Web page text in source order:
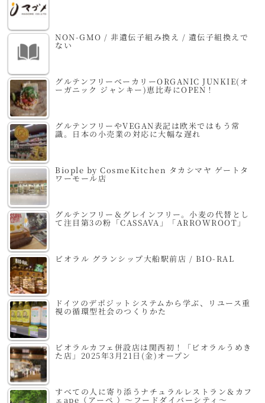
NON-GMO / 非遺伝子組み換え / 遺伝子組換えで
ない
グルテンフリーベーカリーORGANIC JUNKIE(オ
ーガニック ジャンキー)恵比寿にOPEN！
グルテンフリーやVEGAN表記は欧米ではもう常
識。日本の小売業の対応に大幅な遅れ
Biople by CosmeKitchen タカシマヤ ゲートタ
ワーモール店
グルテンフリー＆グレインフリー。小麦の代替とし
て注目第3の粉「CASSAVA」「ARROWROOT」
ビオラル グランシップ大船駅前店 / BIO-RAL
ドイツのデポジットシステムから学ぶ、リユース重
視の循環型社会のつくりかた
ビオラルカフェ併設店は関西初！「ビオラルうめき
た店」2025年3月21日(金)オープン
すべての人に寄り添うナチュラルレストラン＆カフ
ェape（アーペ ）～フードダイバーシティ～